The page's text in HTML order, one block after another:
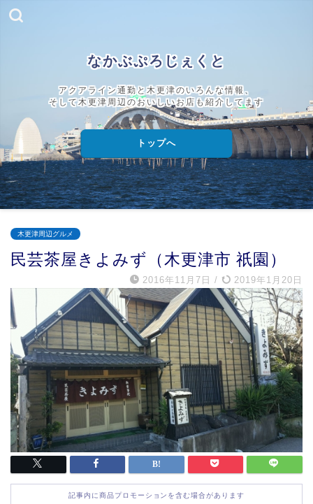
なかぶぷろじぇくと
アクアライン通勤と木更津のいろんな情報、
そして木更津周辺のおいしいお店も紹介してます
トップへ
木更津周辺グルメ
民芸茶屋きよみず（木更津市 祇園）
2016年11月7日 / 2019年1月20日
記事内に商品プロモーションを含む場合があります